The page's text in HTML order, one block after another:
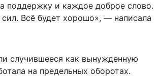
поддержку и каждое доброе слово.
Всё будет хорошо», — написала
случившееся как вынужденную
на предельных оборотах.